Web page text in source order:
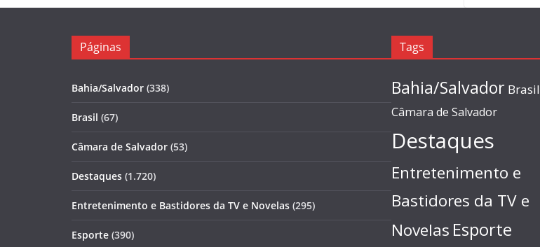
Páginas
Bahia/Salvador (338)
Brasil (67)
Câmara de Salvador (53)
Destaques (1.720)
Entretenimento e Bastidores da TV e Novelas (295)
Esporte (390)
Tags
Bahia/Salvador Brasil
Câmara de Salvador
Destaques
Entretenimento e
Bastidores da TV e
Novelas Esporte